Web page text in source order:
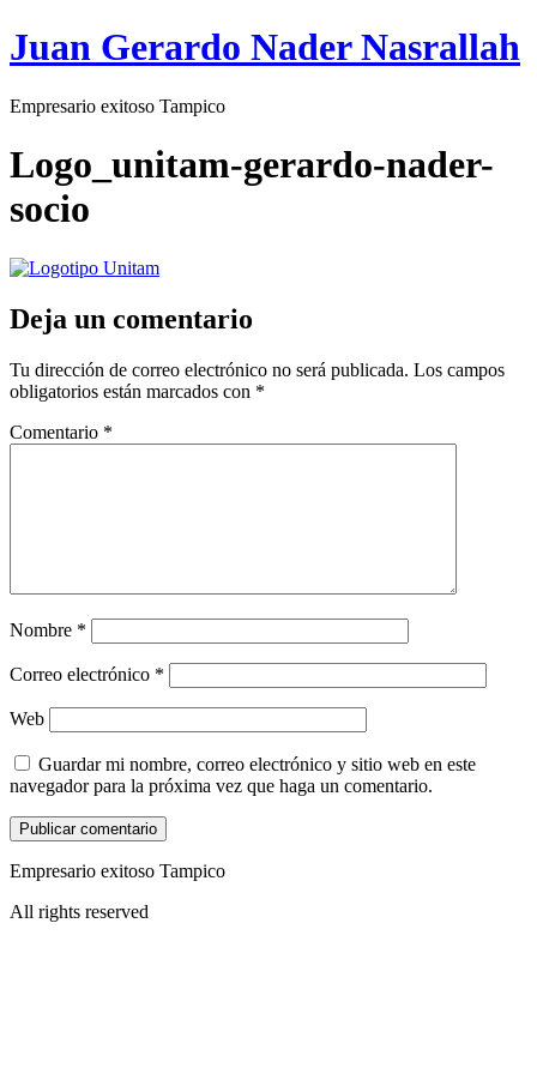
Juan Gerardo Nader Nasrallah
Empresario exitoso Tampico
Logo_unitam-gerardo-nader-
socio
Deja un comentario
Tu dirección de correo electrónico no será publicada. Los campos
obligatorios están marcados con *
Comentario *
Nombre *
Correo electrónico *
Web
Guardar mi nombre, correo electrónico y sitio web en este
navegador para la próxima vez que haga un comentario.
Empresario exitoso Tampico
All rights reserved